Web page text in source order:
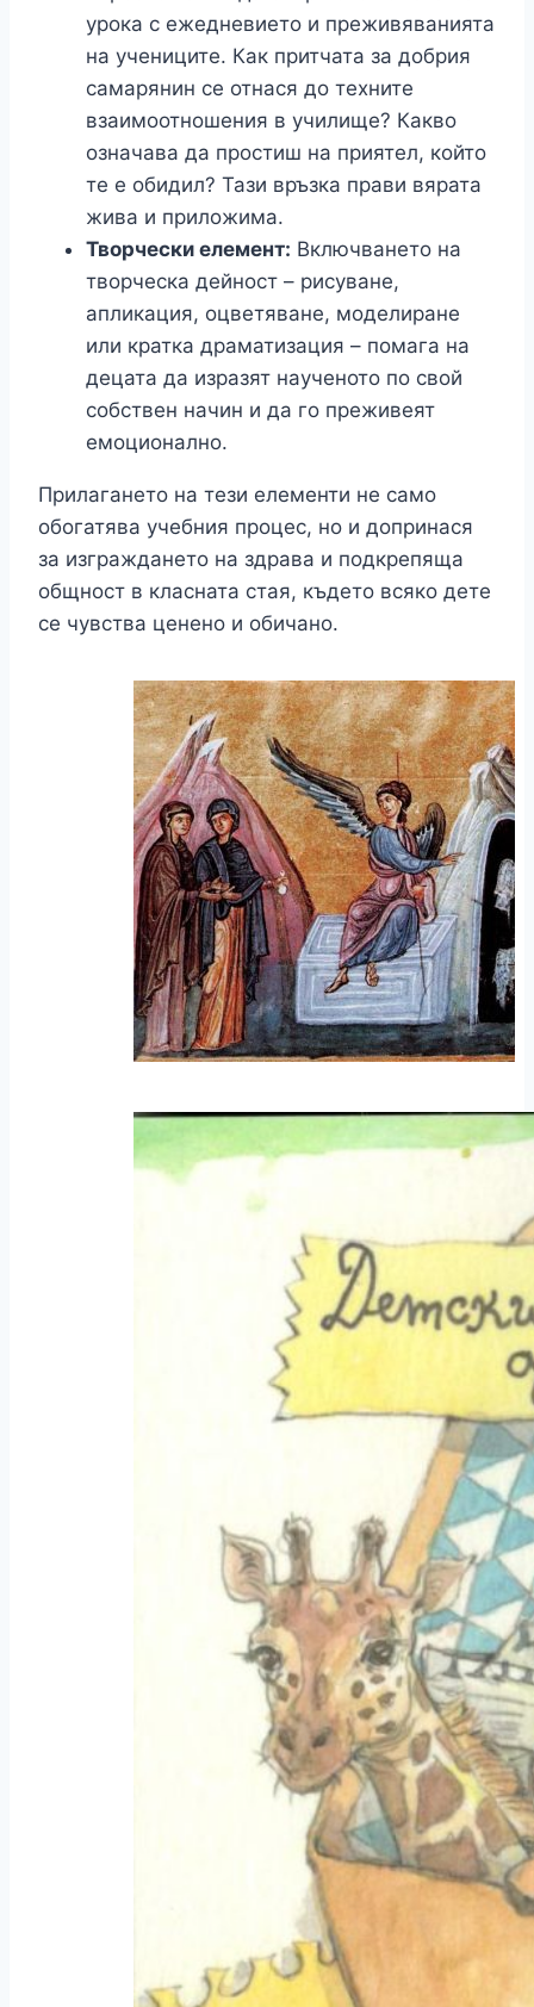
урока с ежедневието и преживяванията
на учениците. Как притчата за добрия
самарянин се отнася до техните
взаимоотношения в училище? Какво
означава да простиш на приятел, който
те е обидил? Тази връзка прави вярата
жива и приложима.
Творчески елемент: Включването на
творческа дейност – рисуване,
апликация, оцветяване, моделиране
или кратка драматизация – помага на
децата да изразят наученото по свой
собствен начин и да го преживеят
емоционално.
Прилагането на тези елементи не само
обогатява учебния процес, но и допринася
за изграждането на здрава и подкрепяща
общност в класната стая, където всяко дете
се чувства ценено и обичано.